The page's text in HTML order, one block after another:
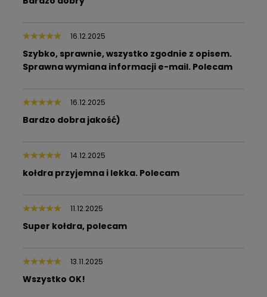
16.12.2025
Szybko, sprawnie, wszystko zgodnie z opisem.
Sprawna wymiana informacji e-mail. Polecam
16.12.2025
Bardzo dobra jakość)
14.12.2025
kołdra przyjemna i lekka. Polecam
11.12.2025
Super kołdra, polecam
13.11.2025
Wszystko OK!